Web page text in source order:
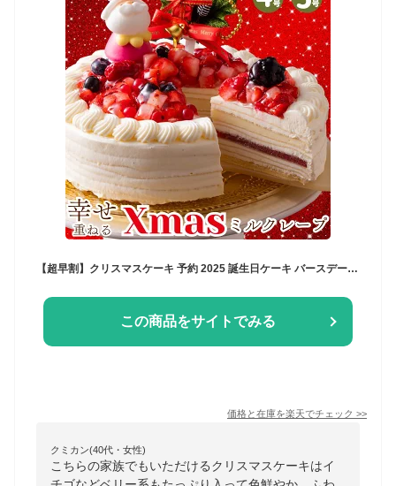
【超早割】クリスマスケーキ 予約 2025 誕生日ケーキ バースデー スイーツ 子供 記念日 4号 5号 プレゼント ギフト クレープ いちご ホワイト チョコレート 2人 3人用 4人用 ホワイト プレミアムミルクレープ
この商品をサイトでみる
価格と在庫を楽天でチェック >>
クミカン(40代・女性)
こちらの家族でもいただけるクリスマスケーキはイ